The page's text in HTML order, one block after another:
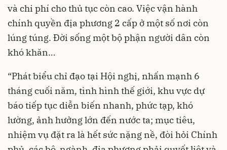
và chi phí cho thủ tục còn cao. Việc vận hành
chính quyền địa phương 2 cấp ở một số nơi còn
lúng túng. Đời sống một bộ phận người dân còn
khó khăn…
“Phát biểu chỉ đạo tại Hội nghị, nhấn mạnh 6
tháng cuối năm, tình hình thế giới, khu vực dự
báo tiếp tục diễn biến nhanh, phức tạp, khó
lường, ảnh hưởng lớn đến nước ta; mục tiêu,
nhiệm vụ đặt ra là hết sức nặng nề, đòi hỏi Chính